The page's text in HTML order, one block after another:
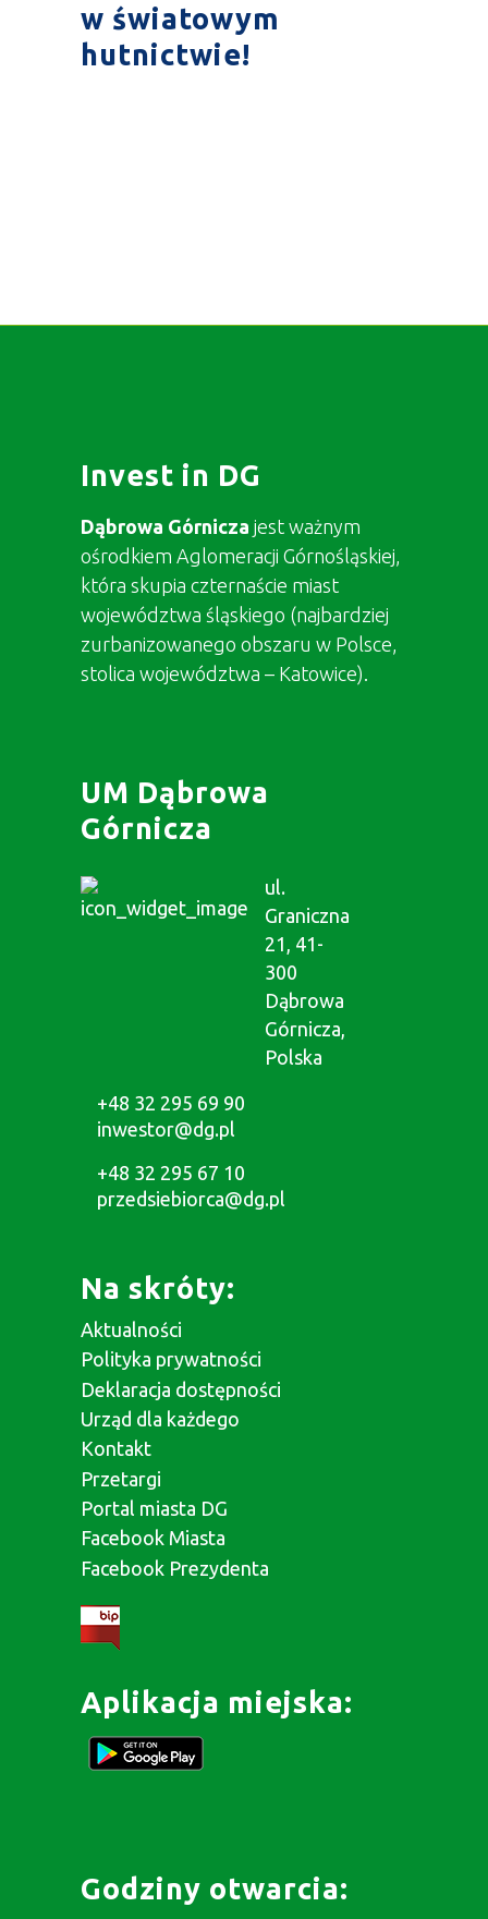
w światowym
hutnictwie!
Invest in DG
Dąbrowa Górnicza jest ważnym
ośrodkiem Aglomeracji Górnośląskiej,
która skupia czternaście miast
województwa śląskiego (najbardziej
zurbanizowanego obszaru w Polsce,
stolica województwa – Katowice).
UM Dąbrowa
Górnicza
ul.
Graniczna
21, 41-
300
Dąbrowa
Górnicza,
Polska
+48 32 295 69 90
inwestor@dg.pl
+48 32 295 67 10
przedsiebiorca@dg.pl
Na skróty:
Aktualności
Polityka prywatności
Deklaracja dostępności
Urząd dla każdego
Kontakt
Przetargi
Portal miasta DG
Facebook Miasta
Facebook Prezydenta
Aplikacja miejska:
Godziny otwarcia: